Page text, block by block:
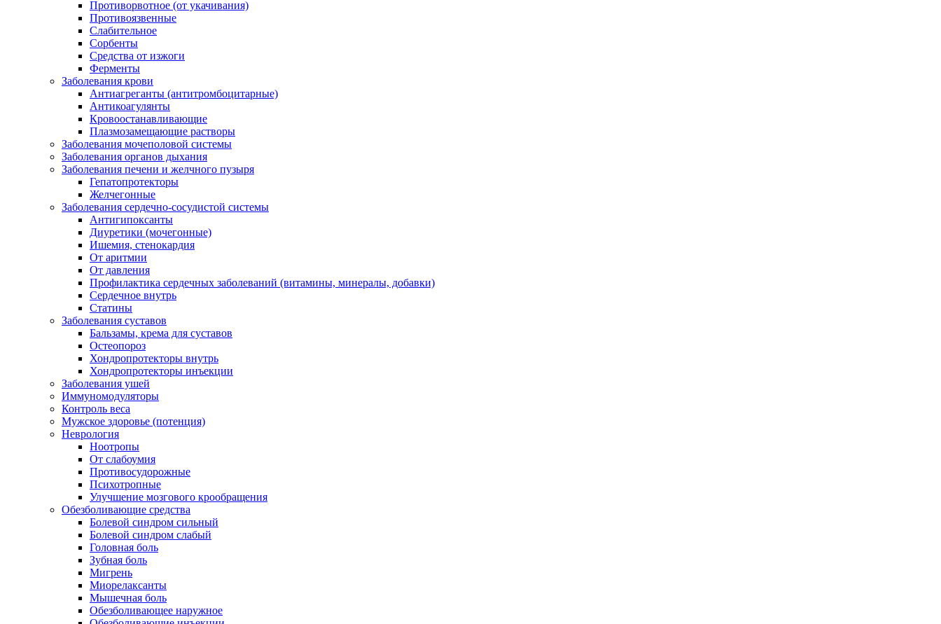
Противорвотное (от укачивания)
Противоязвенные
Слабительное
Сорбенты
Средства от изжоги
Ферменты
Заболевания крови
Антиагреганты (антитромбоцитарные)
Антикоагулянты
Кровоостанавливающие
Плазмозамещающие растворы
Заболевания мочеполовой системы
Заболевания органов дыхания
Заболевания печени и желчного пузыря
Гепатопротекторы
Желчегонные
Заболевания сердечно-сосудистой системы
Антигипоксанты
Диуретики (мочегонные)
Ишемия, стенокардия
От аритмии
От давления
Профилактика сердечных заболеваний (витамины, минералы, добавки)
Сердечное внутрь
Статины
Заболевания суставов
Бальзамы, крема для суставов
Остеопороз
Хондропротекторы внутрь
Хондропротекторы инъекции
Заболевания ушей
Иммуномодуляторы
Контроль веса
Мужское здоровье (потенция)
Неврология
Ноотропы
От слабоумия
Противосудорожные
Психотропные
Улучшение мозгового крообращения
Обезболивающие средства
Болевой синдром сильный
Болевой синдром слабый
Головная боль
Зубная боль
Мигрень
Миорелаксанты
Мышечная боль
Обезболивающее наружное